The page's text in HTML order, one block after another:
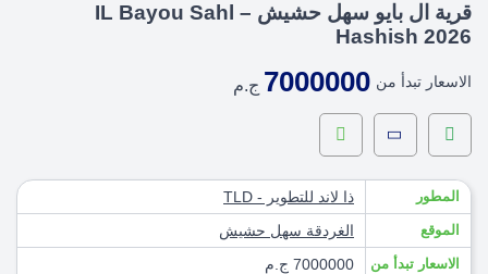
قرية ال بايو سهل حشيش – IL Bayou Sahl
Hashish 2026
الاسعار تبدأ من 7000000 ج.م
المطور ذا لاند للتطوير - TLD
الموقع الغردقة سهل حشيش
الاسعار تبدأ من 7000000 ج.م